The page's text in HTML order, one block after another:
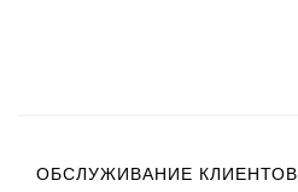
ОБСЛУЖИВАНИЕ КЛИЕНТОВ